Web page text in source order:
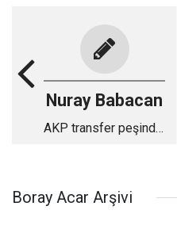
Nuray Babacan
AKP transfer peşinde:
Boray Acar Arşivi